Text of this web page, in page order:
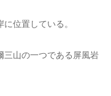
位置している。
三山の一つである屏風岩